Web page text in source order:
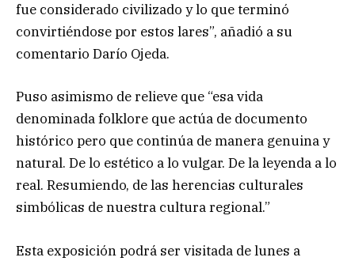
fue considerado civilizado y lo que terminó
convirtiéndose por estos lares”, añadió a su
comentario Darío Ojeda.
Puso asimismo de relieve que “esa vida
denominada folklore que actúa de documento
histórico pero que continúa de manera genuina y
natural. De lo estético a lo vulgar. De la leyenda a lo
real. Resumiendo, de las herencias culturales
simbólicas de nuestra cultura regional.”
Esta exposición podrá ser visitada de lunes a